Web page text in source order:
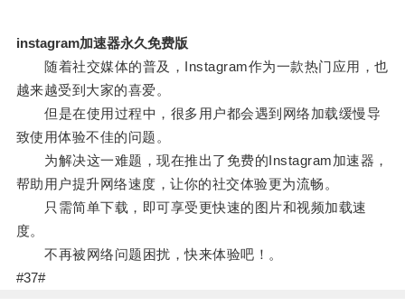
instagram加速器永久免费版
随着社交媒体的普及，Instagram作为一款热门应用，也
越来越受到大家的喜爱。
但是在使用过程中，很多用户都会遇到网络加载缓慢导
致使用体验不佳的问题。
为解决这一难题，现在推出了免费的Instagram加速器，
帮助用户提升网络速度，让你的社交体验更为流畅。
只需简单下载，即可享受更快速的图片和视频加载速
度。
不再被网络问题困扰，快来体验吧！。
#37#